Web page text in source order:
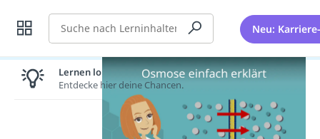
Suche Neu:
Lernen lohnt sich!
Entdecke hier deine Chancen.